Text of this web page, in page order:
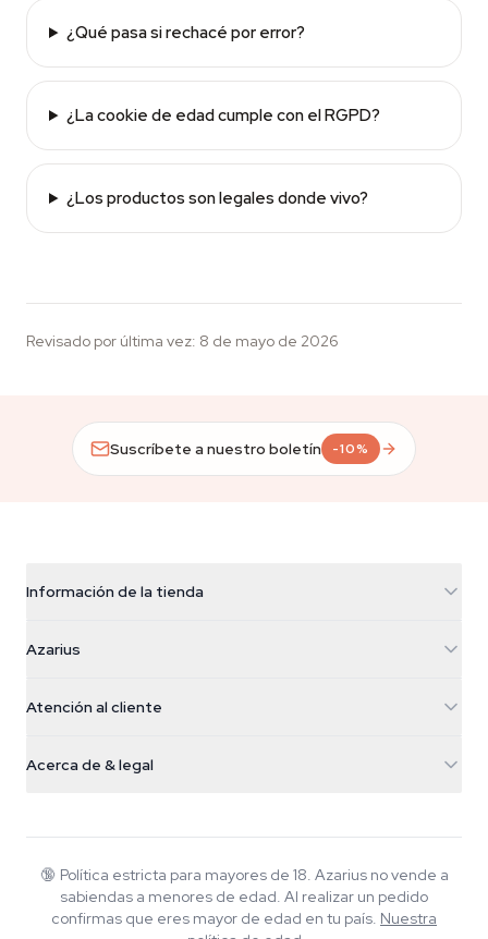
¿Qué pasa si rechacé por error?
¿La cookie de edad cumple con el RGPD?
¿Los productos son legales donde vivo?
Revisado por última vez: 8 de mayo de 2026
Suscríbete a nuestro boletín -10%
Información de la tienda
Galvaniweg 11
Nederland
+31(0)204897914
Azarius
Smokeshop
Atención al cliente
Política de devolución
Preguntas frecuentes
Política de privacidad
Acerca de & legal
Wiki
Blog
Música
🔞 Política estricta para mayores de 18. Azarius no vende a
sabiendas a menores de edad. Al realizar un pedido
confirmas que eres mayor de edad en tu país. Nuestra